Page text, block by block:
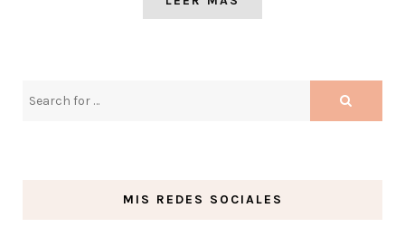
MIS REDES SOCIALES